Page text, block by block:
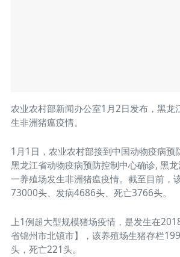
农业农村部新闻办公室1月2日发布，黑龙
生非洲猪瘟疫情。
1月1日，农业农村部接到中国动物疫病预
黑龙江省动物疫病预防控制中心确诊, 黑
一养殖场发生非洲猪瘟疫情。截至目前，
73000头、发病4686头、死亡3766头。
上1例超大型规模猪场疫情，是发生在
省锦州市北镇市】，该养殖场生猪存栏
头，死亡221头。